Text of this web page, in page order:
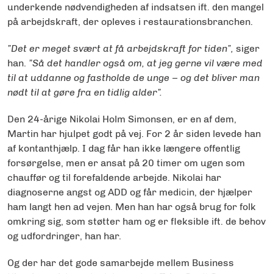
underkende nødvendigheden af indsatsen ift. den mangel
på arbejdskraft, der opleves i restaurationsbranchen.
”Det er meget svært at få arbejdskraft for tiden”, siger
han. ”Så det handler også om, at jeg gerne vil være med
til at uddanne og fastholde de unge – og det bliver man
nødt til at gøre fra en tidlig alder”.
Den 24-årige Nikolai Holm Simonsen, er en af dem,
Martin har hjulpet godt på vej. For 2 år siden levede han
af kontanthjælp. I dag får han ikke længere offentlig
forsørgelse, men er ansat på 20 timer om ugen som
chauffør og til forefaldende arbejde. Nikolai har
diagnoserne angst og ADD og får medicin, der hjælper
ham langt hen ad vejen. Men han har også brug for folk
omkring sig, som støtter ham og er fleksible ift. de behov
og udfordringer, han har.
Og der har det gode samarbejde mellem Business